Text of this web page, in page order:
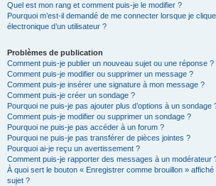
Quel est mon rang et comment puis-je le modifier ?
Pourquoi m’est-il demandé de me connecter lorsque je
électronique d’un utilisateur ?
Problèmes de publication
Comment puis-je publier un nouveau sujet ou une réponse ?
Comment puis-je modifier ou supprimer un message ?
Comment puis-je insérer une signature à mon message ?
Comment puis-je créer un sondage ?
Pourquoi ne puis-je pas ajouter plus d’options à un sondage
Comment puis-je modifier ou supprimer un sondage ?
Pourquoi ne puis-je pas accéder à un forum ?
Pourquoi ne puis-je pas transférer de pièces jointes ?
Pourquoi ai-je reçu un avertissement ?
Comment puis-je rapporter des messages à un modérateur
À quoi sert le bouton « Enregistrer comme brouillon » affiché
sujet ?